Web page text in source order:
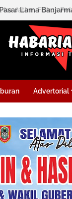
Lama
Advertorial